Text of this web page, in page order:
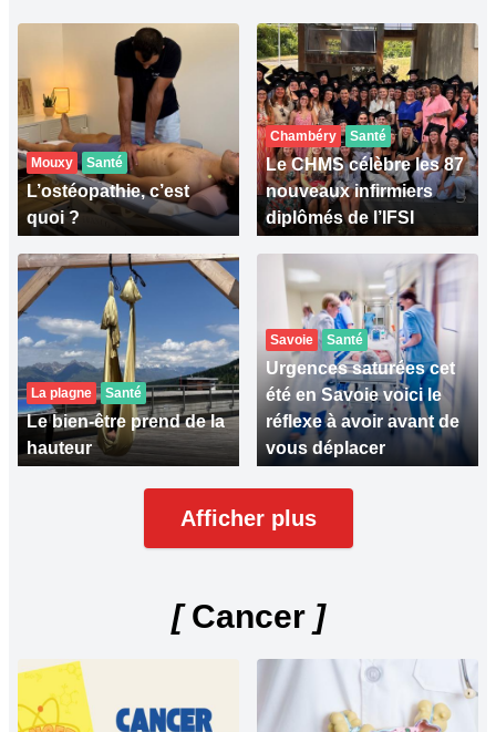
Mouxy Santé
L’ostéopathie, c’est
quoi ?
Chambéry Santé
Le CHMS célèbre les 87
nouveaux infirmiers
diplômés de l’IFSI
La plagne Santé
Le bien-être prend de la
hauteur
Savoie Santé
Urgences saturées cet
été en Savoie voici le
réflexe à avoir avant de
vous déplacer
Afficher plus
[Cancer ]